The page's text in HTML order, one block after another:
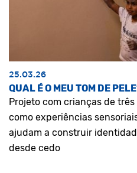
25.03.26
QUAL É O MEU TOM DE
Projeto com crianças de
como experiências
ajudam a construir
desde cedo